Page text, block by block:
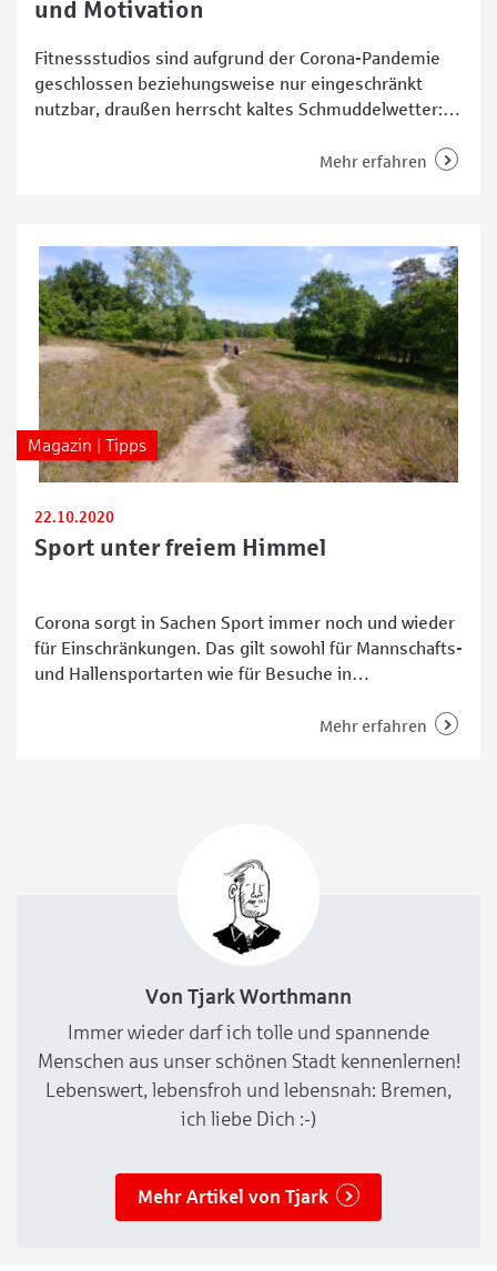
und Motivation
Fitnessstudios sind aufgrund der Corona-Pandemie
geschlossen beziehungsweise nur eingeschränkt
nutzbar, draußen herrscht kaltes Schmuddelwetter:
schwer, den inneren Schweinehund zu überwinden,
Möglichkeiten für den
Mehr erfahren
Magazin | Tipps
22.10.2020
Sport unter freiem Himmel
Corona sorgt in Sachen Sport immer noch und wieder
für Einschränkungen. Das gilt sowohl für Mannschafts-
und Hallensportarten wie für Besuche in
sichere Alternative ist der Sport unter freiem Himmel.
Mehr erfahren
Von Tjark Worthmann
Immer wieder darf ich tolle und spannende
Menschen aus unser schönen Stadt kennenlernen!
Lebenswert, lebensfroh und lebensnah: Bremen,
ich liebe Dich :-)
Mehr Artikel von Tjark